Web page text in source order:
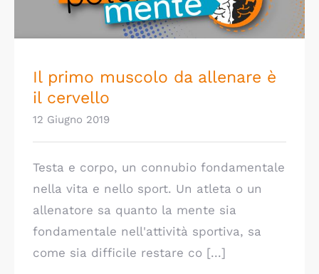
Il primo muscolo da allenare è
il cervello
12 Giugno 2019
Testa e corpo, un connubio fondamentale
nella vita e nello sport. Un atleta o un
allenatore sa quanto la mente sia
fondamentale nell'attività sportiva, sa
come sia difficile restare co [...]